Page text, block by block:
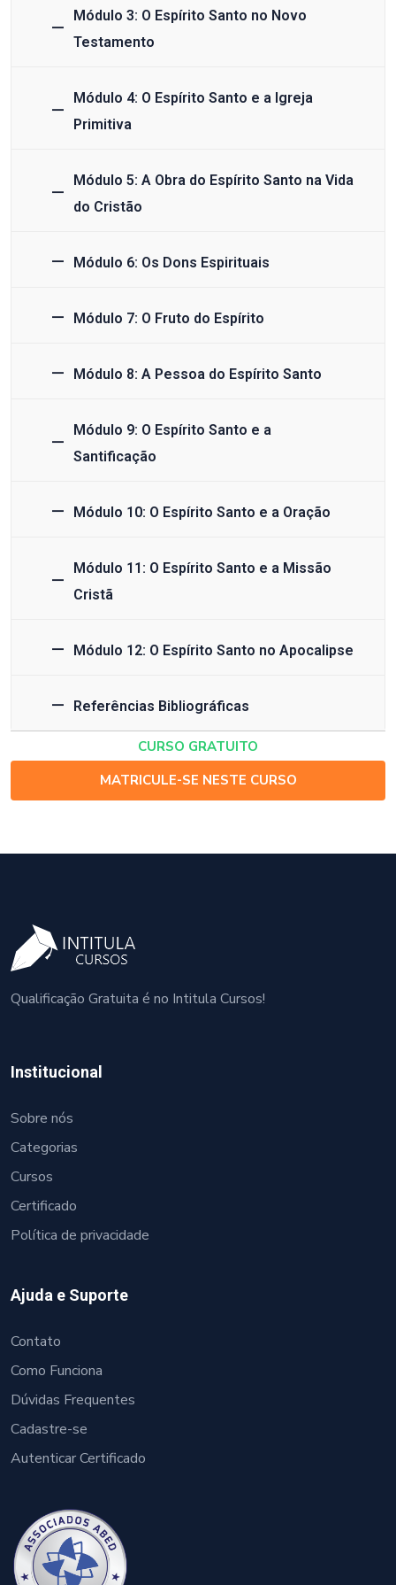
Módulo 3: O Espírito Santo no Novo
Testamento
Módulo 4: O Espírito Santo e a Igreja
Primitiva
Módulo 5: A Obra do Espírito Santo na Vida
do Cristão
Módulo 6: Os Dons Espirituais
Módulo 7: O Fruto do Espírito
Módulo 8: A Pessoa do Espírito Santo
Módulo 9: O Espírito Santo e a
Santificação
Módulo 10: O Espírito Santo e a Oração
Módulo 11: O Espírito Santo e a Missão
Cristã
Módulo 12: O Espírito Santo no Apocalipse
Referências Bibliográficas
CURSO GRATUITO
MATRICULE-SE NESTE CURSO
Qualificação Gratuita é no Intitula Cursos!
Institucional
Sobre nós
Categorias
Cursos
Certificado
Política de privacidade
Ajuda e Suporte
Contato
Como Funciona
Dúvidas Frequentes
Cadastre-se
Autenticar Certificado